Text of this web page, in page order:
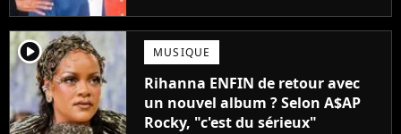
player2 MUSIQUE
Rihanna ENFIN de retour avec
un nouvel album ? Selon A$AP
Rocky, "c'est du sérieux"